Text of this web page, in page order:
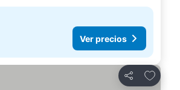
Ver precios
Compartir